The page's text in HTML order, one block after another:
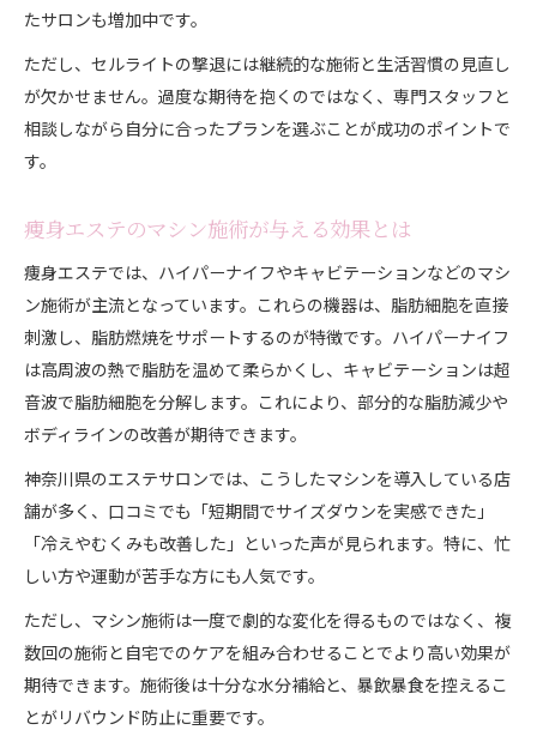
たサロンも増加中です。
ただし、セルライトの撃退には継続的な施術と生活習慣の見直し
が欠かせません。過度な期待を抱くのではなく、専門スタッフと
相談しながら自分に合ったプランを選ぶことが成功のポイントで
す。
痩身エステのマシン施術が与える効果とは
痩身エステでは、ハイパーナイフやキャビテーションなどのマシ
ン施術が主流となっています。これらの機器は、脂肪細胞を直接
刺激し、脂肪燃焼をサポートするのが特徴です。ハイパーナイフ
は高周波の熱で脂肪を温めて柔らかくし、キャビテーションは超
音波で脂肪細胞を分解します。これにより、部分的な脂肪減少や
ボディラインの改善が期待できます。
神奈川県のエステサロンでは、こうしたマシンを導入している店
舗が多く、口コミでも「短期間でサイズダウンを実感できた」
「冷えやむくみも改善した」といった声が見られます。特に、忙
しい方や運動が苦手な方にも人気です。
ただし、マシン施術は一度で劇的な変化を得るものではなく、複
数回の施術と自宅でのケアを組み合わせることでより高い効果が
期待できます。施術後は十分な水分補給と、暴飲暴食を控えるこ
とがリバウンド防止に重要です。